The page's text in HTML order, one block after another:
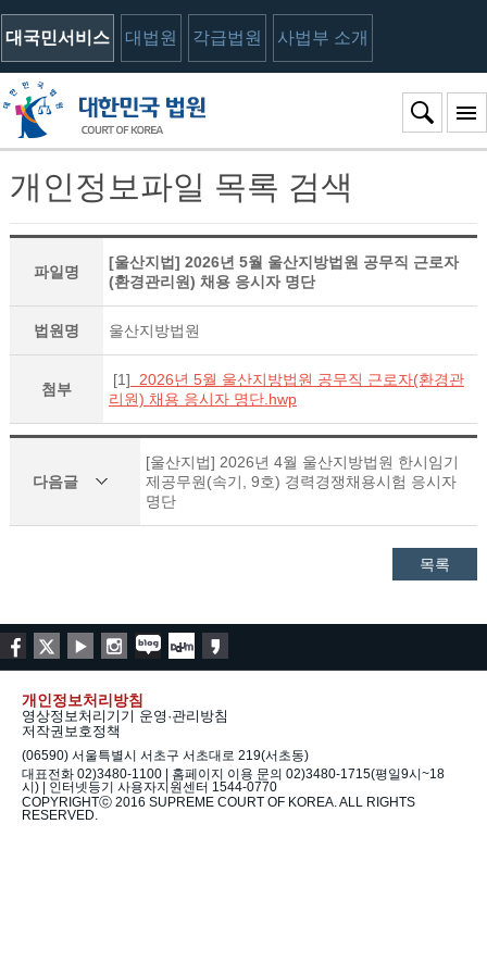
대국민서비스 대법원 각급법원 사법부 소개
개인정보파일 목록 검색
파일명
[울산지법] 2026년 5월 울산지방법원 공무직 근로자
(환경관리원) 채용 응시자 명단
법원명 울산지방법원
첨부
[1] 2026년 5월 울산지방법원 공무직 근로자(환경관
리원) 채용 응시자 명단.hwp
다음글
[울산지법] 2026년 4월 울산지방법원 한시임기
제공무원(속기, 9호) 경력경쟁채용시험 응시자
명단
목록
개인정보처리방침
영상정보처리기기 운영·관리방침
저작권보호정책
(06590) 서울특별시 서초구 서초대로 219(서초동)
대표전화 02)3480-1100 | 홈페이지 이용 문의 02)3480-1715(평일9시~18
시) | 인터넷등기 사용자지원센터 1544-0770
COPYRIGHTⓒ 2016 SUPREME COURT OF KOREA. ALL RIGHTS
RESERVED.